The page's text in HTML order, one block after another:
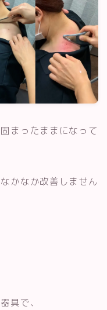
舗
まったままになって
かなか改善しません
具で、